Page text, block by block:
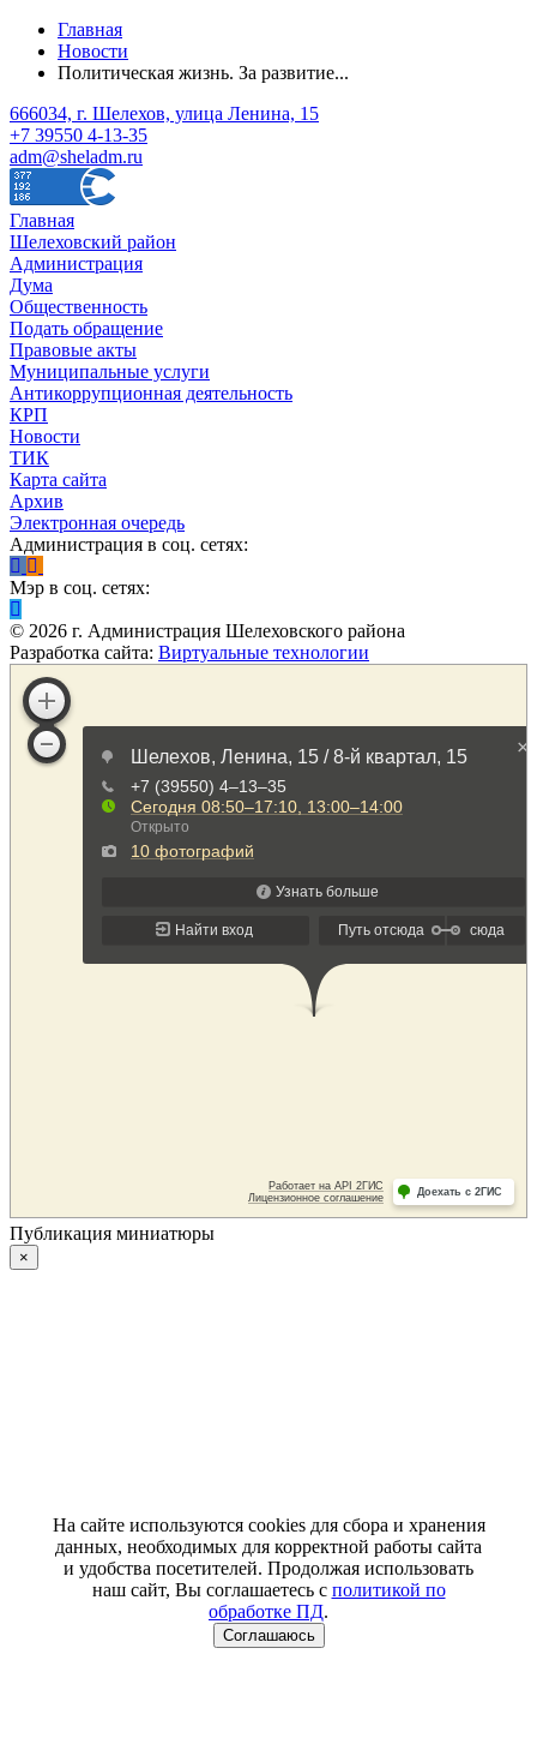
Главная
Новости
Политическая жизнь. За развитие...
666034, г. Шелехов, улица Ленина, 15
+7 39550 4-13-35
adm@sheladm.ru
Главная
Шелеховский район
Администрация
Дума
Общественность
Подать обращение
Правовые акты
Муниципальные услуги
Антикоррупционная деятельность
КРП
Новости
ТИК
Карта сайта
Архив
Электронная очередь
Администрация в соц. сетях:
Мэр в соц. сетях:
© 2026 г. Администрация Шелеховского района
Разработка сайта: Виртуальные технологии
Публикация миниатюры
×
На сайте используются cookies для сбора и хранения
данных, необходимых для корректной работы сайта
и удобства посетителей. Продолжая использовать
наш сайт, Вы соглашаетесь с политикой по
обработке ПД.
Соглашаюсь